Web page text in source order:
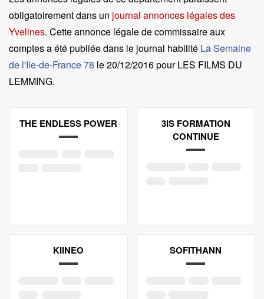
obligatoirement dans un journal annonces légales des
Yvelines. Cette annonce légale de commissaire aux
comptes a été publiée dans le journal habilité La Semaine
de l'Ile-de-France 78 le20/12/2016 pour LES FILMS DU
LEMMING.
THE ENDLESS POWER
3IS FORMATION
CONTINUE
KIINEO SOFITHANN